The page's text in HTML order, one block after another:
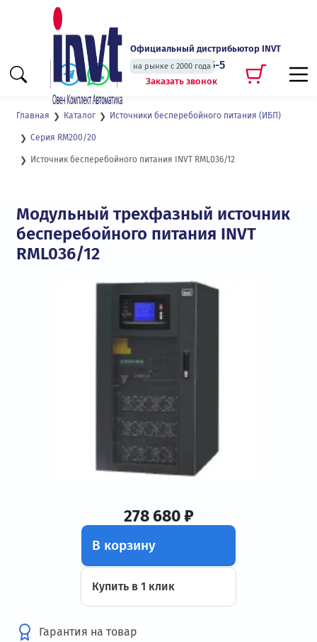
Официальный дистрибьютор INVT
на рынке с 2000 года
+7 (495) 135-135-5
Заказать звонок
Главная Каталог Источники бесперебойного питания (ИБП)
Серия RM200/20
Источник бесперебойного питания INVT RML036/12
Модульный трехфазный источник
бесперебойного питания INVT
RML036/12
278 680 ₽
В корзину
Купить в 1 клик
Гарантия на товар